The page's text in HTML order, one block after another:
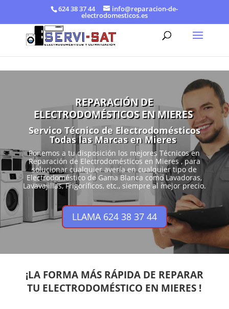
624 38 37 44 info@reparacion-de-
electrodomesticos.es
REPARACIÓN DE
ELECTRODOMÉSTICOS EN MIERES
Servico Técnico de Electrodomésticos
Todas las Marcas en Mieres
Ponemos a tu disposición los mejores Técnicos en
Reparación de Electrodomésticos en Mieres , para
solucionar cualquier avería en cualquier tipo de
Electrodoméstico de Gama Blanca como Lavadoras,
Lavavajillas, Frigoríficos, etc., siempre al mejor precio.
LLAMA 624 38 37 44
¡LA FORMA MÁS RÁPIDA DE REPARAR
TU ELECTRODOMÉSTICO EN MIERES !